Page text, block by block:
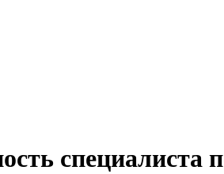
специалиста